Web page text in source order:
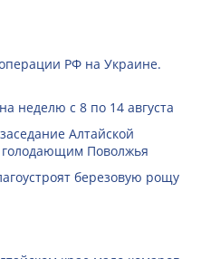
РФ на Украине.
неделю с 8 по 14 августа
Алтайской
Поволжья
березовую рощу